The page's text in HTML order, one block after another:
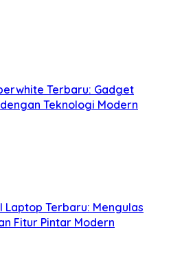
Terbaru: Gadget
Teknologi Modern
Laptop Terbaru: Mengulas
Fitur Pintar Modern